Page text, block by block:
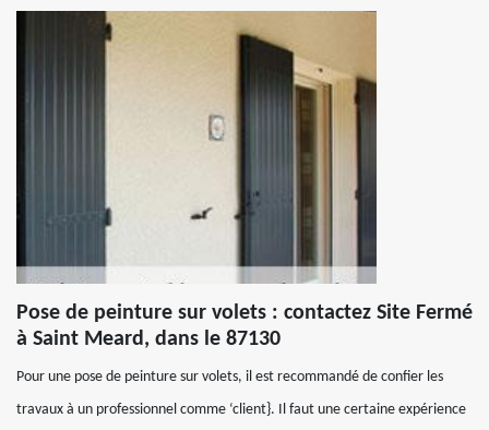
Pose de peinture sur volets : contactez Site Fermé
à Saint Meard, dans le 87130
Pour une pose de peinture sur volets, il est recommandé de confier les
travaux à un professionnel comme ‘client}. Il faut une certaine expérience